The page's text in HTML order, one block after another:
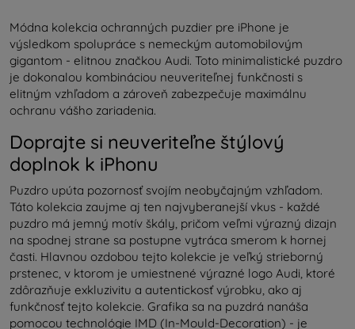
Módna kolekcia ochranných puzdier pre iPhone je
výsledkom spolupráce s nemeckým automobilovým
gigantom - elitnou značkou Audi. Toto minimalistické puzdro
je dokonalou kombináciou neuveriteľnej funkčnosti s
elitným vzhľadom a zároveň zabezpečuje maximálnu
ochranu vášho zariadenia.
Doprajte si neuveriteľne štýlový
doplnok k iPhonu
Puzdro upúta pozornosť svojím neobyčajným vzhľadom.
Táto kolekcia zaujme aj ten najvyberanejší vkus - každé
puzdro má jemný motív škály, pričom veľmi výrazný dizajn
na spodnej strane sa postupne vytráca smerom k hornej
časti. Hlavnou ozdobou tejto kolekcie je veľký strieborný
prstenec, v ktorom je umiestnené výrazné logo Audi, ktoré
zdôrazňuje exkluzivitu a autentickosť výrobku, ako aj
funkčnosť tejto kolekcie. Grafika sa na puzdrá nanáša
pomocou technológie IMD (In-Mould-Decoration) - je